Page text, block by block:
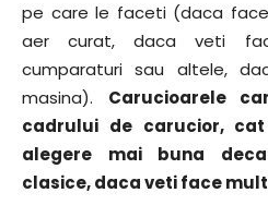
pe care le faceti (daca
aer curat, daca veti
cumparaturi sau altele,
masina). Carucioarele
cadrului de carucior,
alegere mai buna
clasice, daca veti face